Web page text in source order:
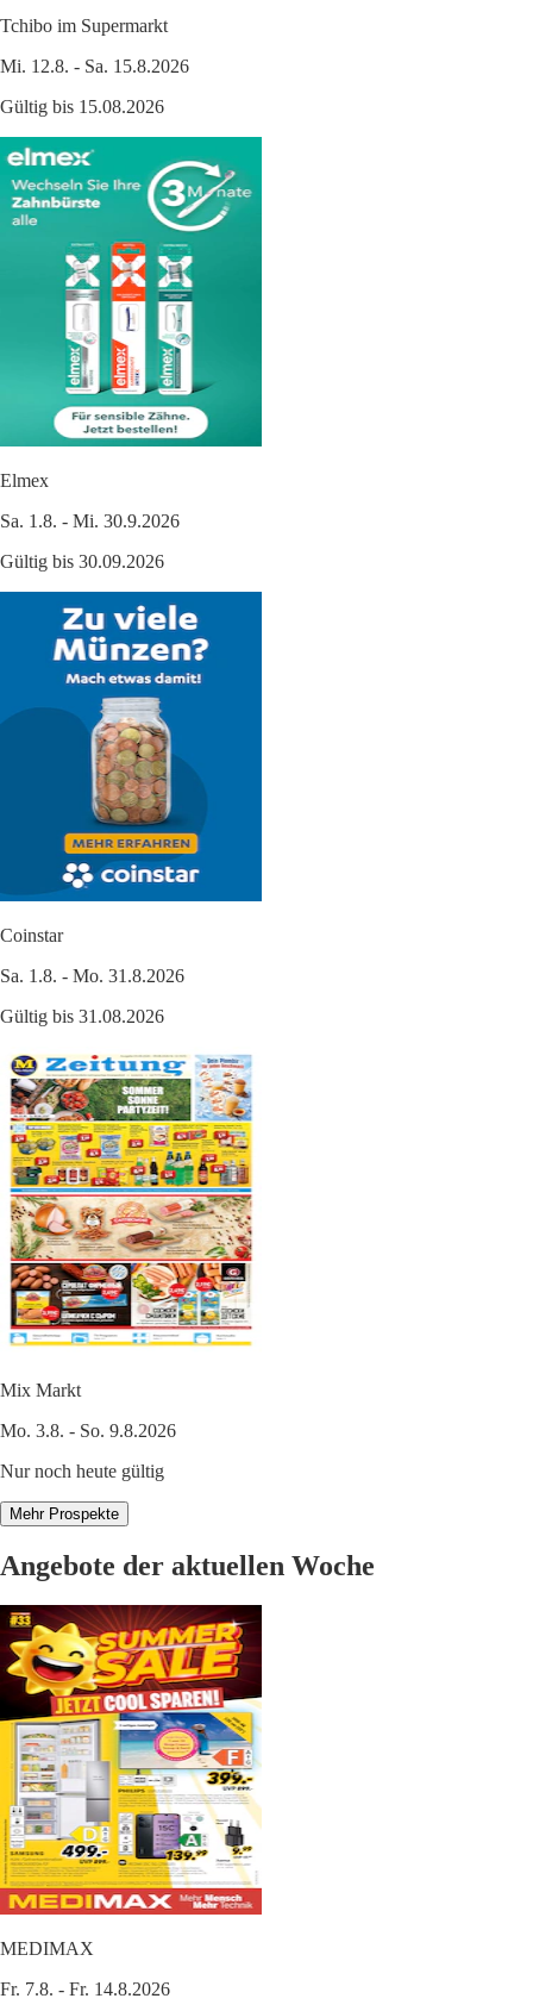
Tchibo im Supermarkt
Mi. 12.8. - Sa. 15.8.2026
Gültig bis 15.08.2026
Elmex
Sa. 1.8. - Mi. 30.9.2026
Gültig bis 30.09.2026
Coinstar
Sa. 1.8. - Mo. 31.8.2026
Gültig bis 31.08.2026
Mix Markt
Mo. 3.8. - So. 9.8.2026
Nur noch heute gültig
Mehr Prospekte
Angebote der aktuellen Woche
MEDIMAX
Fr. 7.8. - Fr. 14.8.2026